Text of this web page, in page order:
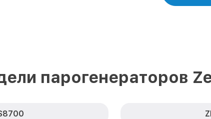
парогенераторов